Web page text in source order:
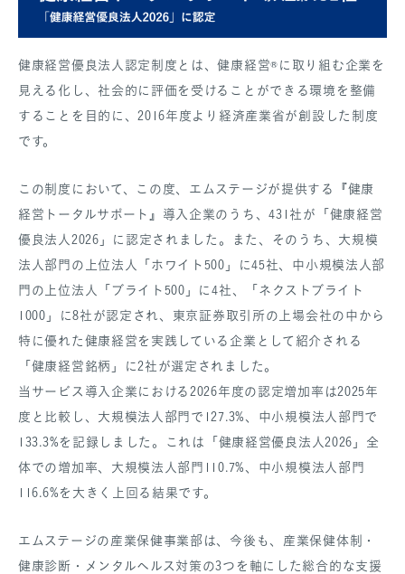
健康経営優良法人認定制度とは、健康経営®に取り組む企業を
見える化し、社会的に評価を受けることができる環境を整備
することを目的に、2016年度より経済産業省が創設した制度
です。
この制度において、この度、エムステージが提供する『健康
経営トータルサポート』導入企業のうち、431社が「健康経営
優良法人2026」に認定されました。また、そのうち、大規模
法人部門の上位法人「ホワイト500」に45社、中小規模法人部
門の上位法人「ブライト500」に4社、「ネクストブライト
1000」に8社が認定され、東京証券取引所の上場会社の中から
特に優れた健康経営を実践している企業として紹介される
「健康経営銘柄」に2社が選定されました。
当サービス導入企業における2026年度の認定増加率は2025年
度と比較し、大規模法人部門で127.3%、中小規模法人部門で
133.3%を記録しました。これは「健康経営優良法人2026」全
体での増加率、大規模法人部門110.7%、中小規模法人部門
116.6%を大きく上回る結果です。
エムステージの産業保健事業部は、今後も、産業保健体制・
健康診断・メンタルヘルス対策の3つを軸にした総合的な支援